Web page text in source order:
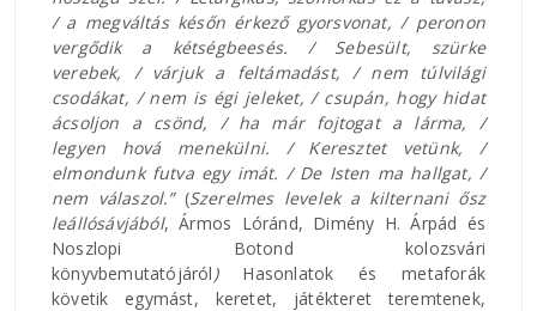
/ a megváltás későn érkező gyorsvonat, / peronon
vergődik a kétségbeesés. / Sebesült, szürke
verebek, / várjuk a feltámadást, / nem túlvilági
csodákat, / nem is égi jeleket, / csupán, hogy hidat
ácsoljon a csönd, / ha már fojtogat a lárma, /
legyen hová menekülni. / Keresztet vetünk, /
elmondunk futva egy imát. / De Isten ma hallgat, /
nem válaszol.”(Szerelmes levelek a kilternani ősz
leállósávjából, Ármos Lóránd, Dimény H. Árpád és
Noszlopi Botond kolozsvári
könyvbemutatójáról )Hasonlatok és metaforák
követik egymást, keretet, játékteret teremtenek,